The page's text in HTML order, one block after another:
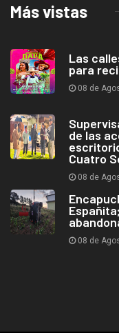
Más vistas
Las
para
08 de
de las
Cuatro
08 de
08 de